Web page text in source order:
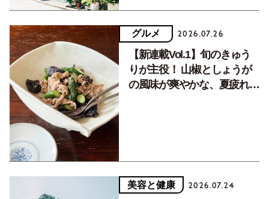
グルメ 2026.07.26
【新連載Vol.1】旬のきゅう
りが主役！ 山椒としょうが
の風味が爽やかな、夏疲れを
美容と健康 2026.07.24